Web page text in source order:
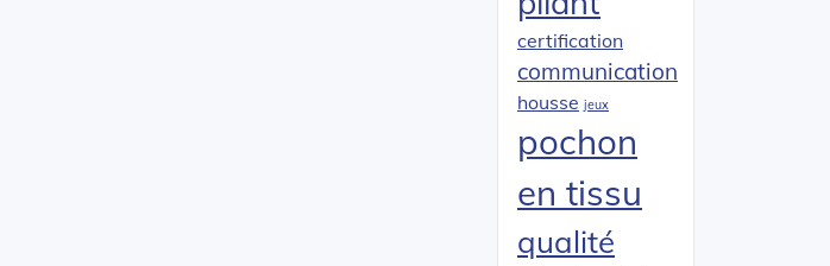
certification
communication
housse jeux
pochon
en tissu
qualité